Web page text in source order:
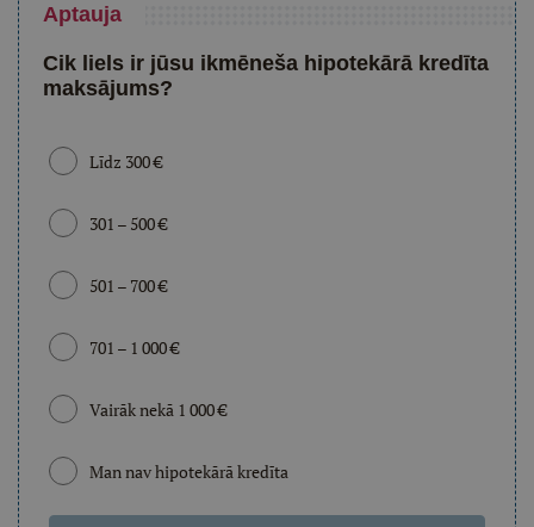
Aptauja
Cik liels ir jūsu ikmēneša hipotekārā kredīta
maksājums?
Līdz 300 €
301 – 500 €
501 – 700 €
701 – 1 000 €
Vairāk nekā 1 000 €
Man nav hipotekārā kredīta